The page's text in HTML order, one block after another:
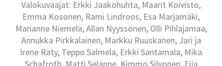
Valokuvaajat: Erkki Jaakohuhta, Maarit Koivisto,
Emma Kosonen, Rami Lindroos, Esa Marjamäki,
Marianne Niemelä, Allan Nyyssönen, Olli Pihlajamaa,
Annukka Pirkkalainen, Markku Ruuskanen, Jari ja
Irene Räty, Teppo Salmela, Erkki Santamala, Mika